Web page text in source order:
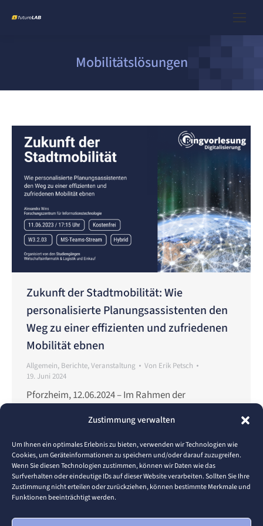
Zustimmung verwalten
Um Ihnen ein optimales Erlebnis zu bieten, verwenden wir Technologien wie
Cookies, um Geräteinformationen zu speichern und/oder darauf zuzugreifen.
Wenn Sie diesen Technologien zustimmen, können wir Daten wie das
Surfverhalten oder eindeutige IDs auf dieser Website verarbeiten. Sollten Sie Ihre
Zustimmung nicht erteilen oder zurückziehen, können bestimmte Merkmale und
Funktionen beeinträchtigt werden.
Mobilitätslösungen
Zukunft der Stadtmobilität: Wie
personalisierte Planungsassistenten den
Weg zu einer effizienten und zufriedenen
Mobilität ebnen
Allgemein, Berichte,Veranstaltung Von Erik Petsch
19. Juni 2024
Pforzheim, 12.06.2024 – Im Rahmen der
der Hochschule Pforzheim hielt Alexandra Wins am
11.06.2024 einen spannenden Vortrag über die
Bedeutung der individuellen Mobilität für das
gesellschaftliche Wohlbefinden und die
Vereinbarkeit von Beruf und Familie. Sie betonte,
dass gerade in urbanen Gebieten der multimodale
Verkehr eine kosteneffiziente und zeitsparende